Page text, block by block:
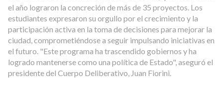
el año lograron la concreción de más de 35 proyectos. Los
estudiantes expresaron su orgullo por el crecimiento y la
participación activa en la toma de decisiones para mejorar la
ciudad, comprometiéndose a seguir impulsando iniciativas en
el futuro. "Este programa ha trascendido gobiernos y ha
logrado mantenerse como una política de Estado", aseguró el
presidente del Cuerpo Deliberativo, Juan Fiorini.